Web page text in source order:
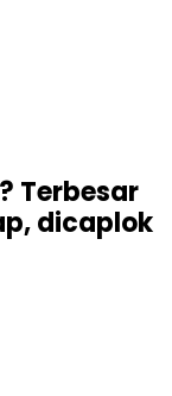
Terbesar
dicaplok